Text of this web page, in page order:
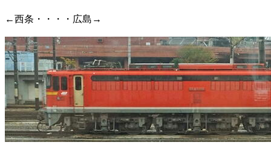
←西条・・・・広島→